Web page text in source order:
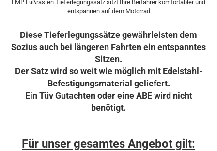
EMP Fußrasten Tieferlegungssatz sitzt Ihre Beifahrer komfortabler und
entspannen auf dem Motorrad
Diese Tieferlegungssätze gewährleisten dem
Sozius auch bei längeren Fahrten ein entspanntes
Sitzen.
Der Satz wird so weit wie möglich mit Edelstahl-
Befestigungsmaterial geliefert.
Ein Tüv Gutachten oder eine ABE wird nicht
benötigt.
Für unser gesamtes Angebot gilt: